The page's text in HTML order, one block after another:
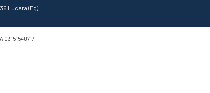
Lucera (Fg)
03151540717